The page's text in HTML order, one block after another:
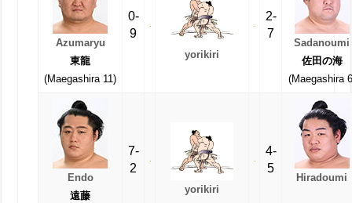
Azumaryu
東龍
(Maegashira 11)
0-
9
yorikiri
2-
7
Sadanoumi
佐田の海
(Maegashira
Endo
遠藤
7-
2
yorikiri
4-
5
Hiradoumi